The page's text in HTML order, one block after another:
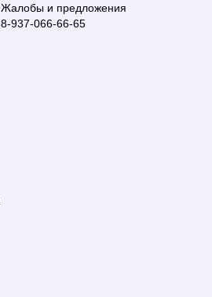
Жалобы и предложения
8-937-066-66-65